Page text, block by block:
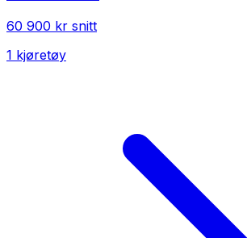
60 900 kr snitt
1 kjøretøy